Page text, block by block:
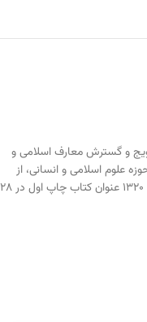
و گسترش معارف اسلامی و
علوم اسلامی و انسانی، از
سال ۱۳۷۹ آغاز به کار نموده و مفتخر است تاکنون ۱۳۲۰ عنوان کتاب چاپ اول در ۲۸